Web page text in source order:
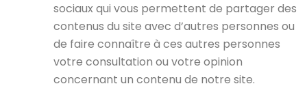
sociaux qui vous permettent de partager des
contenus du site avec d’autres personnes ou
de faire connaître à ces autres personnes
votre consultation ou votre opinion
concernant un contenu de notre site.